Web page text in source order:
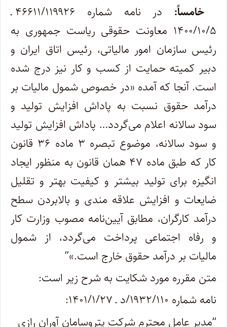
خامساً:
در نامه شماره ۴۶۶۱۱/۱۱۹۹۲۶ ـ
۱۴۰۰/۱۰/۵ معاونت حقوقی ریاست جمهوری به
رئیس سازمان امور مالیاتی، رئیس اتاق ایران و
دبیر کمیته حمایت از کسب و کار نیز درج شده
است. آنجا که آمده «در خصوص شمول مالیات بر
درآمد حقوق نسبت به پاداش افزایش تولید و
سود سالانه اعلام می‌گردد… پاداش افزایش تولید
و سود سالانه، موضوع تبصره ۳ ماده ۳۶ قانون
کار که طبق ماده ۴۷ همان قانون به منظور ایجاد
انگیزه برای تولید بیشتر و کیفیت بهتر و تقلیل
ضایعات و افزایش علاقه مندی و بالابردن سطح
درآمد کارگران، مطابق آیین‌نامه مصوب وزارت کار
و رفاه اجتماعی پرداخت می‌گردد، از شمول
مالیات بر درآمد حقوق خارج است.»”
متن مقرره مورد شکایت به شرح زیر است:
نامه شماره ۱۹۳۲/۱۱۰/د ـ ۱۴۰۱/۱/۲۷:
“مدیر عامل محترم شرکت پتروسامان آوران رازی